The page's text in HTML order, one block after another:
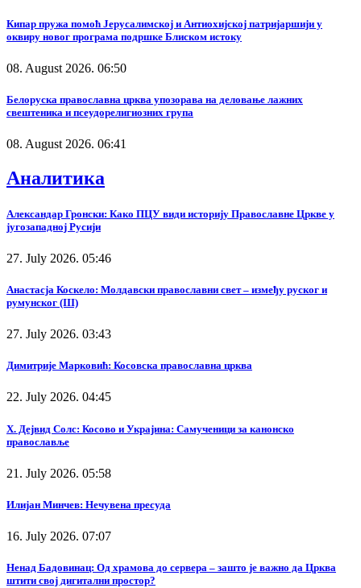
Кипар пружа помоћ Јерусалимској и Антиохијској патријаршији у
оквиру новог програма подршке Блиском истоку
08. August 2026. 06:50
Белоруска православна црква упозорава на деловање лажних
свештеника и псеудорелигиозних група
08. August 2026. 06:41
Аналитика
Александар Гронски: Како ПЦУ види историју Православне Цркве у
југозападној Русији
27. July 2026. 05:46
Анастасја Коскело: Молдавски православни свет – између руског и
румунског (III)
27. July 2026. 03:43
Димитрије Марковић: Косовска православна црква
22. July 2026. 04:45
Х. Дејвид Солс: Косово и Украјина: Самученици за канонско
православље
21. July 2026. 05:58
Илијан Минчев: Нечувена пресуда
16. July 2026. 07:07
Ненад Бадовинац: Од храмова до сервера – зашто је важно да Црква
штити свој дигитални простор?